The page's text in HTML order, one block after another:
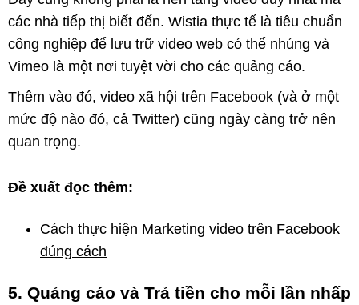
các nhà tiếp thị biết đến. Wistia thực tế là tiêu chuẩn
công nghiệp để lưu trữ video web có thể nhúng và
Vimeo là một nơi tuyệt vời cho các quảng cáo.
Thêm vào đó, video xã hội trên Facebook (và ở một
mức độ nào đó, cả Twitter) cũng ngày càng trở nên
quan trọng.
Đề xuất đọc thêm:
Cách thực hiện Marketing video trên Facebook
đúng cách
5. Quảng cáo và Trả tiền cho mỗi lần nhấp